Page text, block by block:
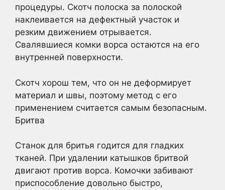
процедуры. Скотч полоска за полоской
наклеивается на дефектный участок и
резким движением отрывается.
Свалявшиеся комки ворса остаются на его
внутренней поверхности.
Скотч хорош тем, что он не деформирует
материал и швы, поэтому метод с его
применением считается самым безопасным.
Бритва
Станок для бритья годится для гладких
тканей. При удалении катышков бритвой
двигают против ворса. Комочки забивают
приспособление довольно быстро,